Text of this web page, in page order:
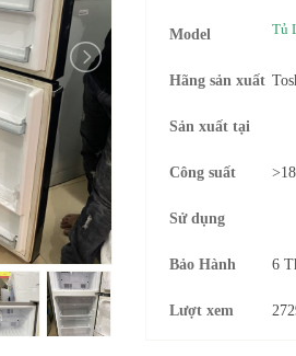
Model Tủ
Hãng sản xuất
Sản xuất tại
Công suất
Sử dụng
Bảo Hành 6
Lượt xem